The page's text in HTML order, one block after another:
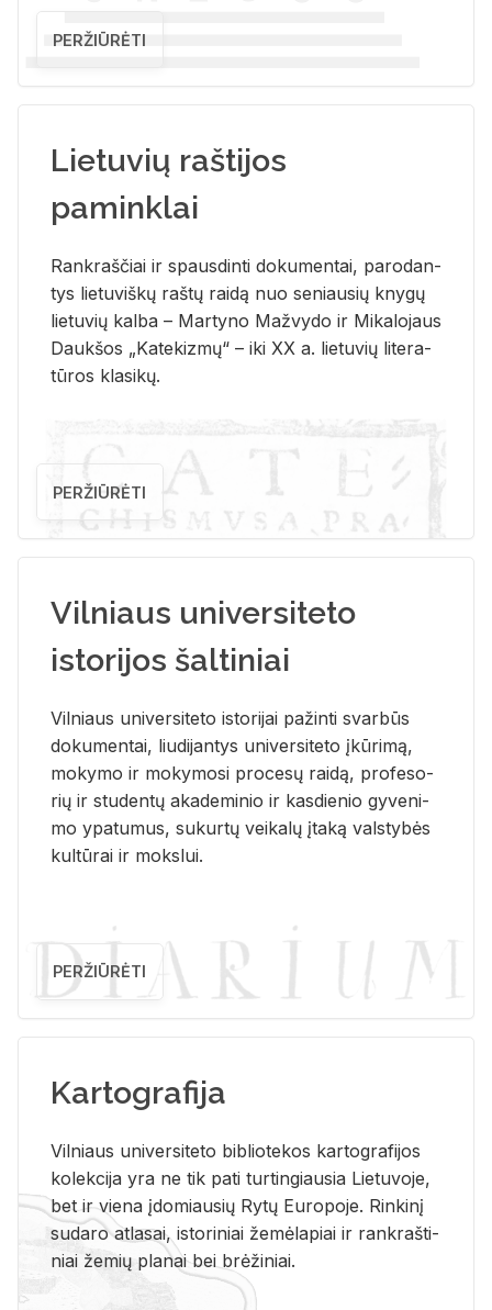
PERŽIŪRĖTI
Lietuvių raštijos
paminklai
Rank­raš­čiai ir spaus­din­ti do­ku­men­tai, pa­ro­dan­
tys lie­tu­viš­kų raš­tų rai­dą nuo se­niau­sių kny­gų
lie­tu­vių kal­ba – Mar­ty­no Ma­žvy­do ir Mi­ka­lo­jaus
Dauk­šos „Ka­te­kiz­mų“ – iki XX a. lie­tu­vių li­te­ra­
tū­ros kla­si­kų.
PERŽIŪRĖTI
Vilniaus universiteto
istorijos šaltiniai
Vil­niaus uni­ver­si­te­to is­to­ri­jai pa­žin­ti svar­būs
do­ku­men­tai, liu­di­jan­tys uni­ver­si­te­to įkū­ri­mą,
mo­ky­mo ir mo­ky­mo­si pro­ce­sų rai­dą, pro­fe­so­
rių ir stu­den­tų aka­de­mi­nio ir kas­die­nio gy­ve­ni­
mo ypa­tu­mus, su­kur­tų vei­ka­lų įta­ką vals­ty­bės
kul­tū­rai ir moks­lui.
PERŽIŪRĖTI
Kartografija
Vil­niaus uni­ver­si­te­to bi­b­lio­te­kos kar­to­gra­fi­jos
ko­lek­ci­ja yra ne tik pati tur­tin­giau­sia Lie­tu­vo­je,
bet ir vie­na įdo­miau­sių Rytų Eu­ro­po­je. Rin­ki­nį
su­da­ro at­la­sai, is­to­ri­niai že­mė­la­piai ir rank­raš­ti­
niai že­mių pla­nai bei brė­ži­niai.